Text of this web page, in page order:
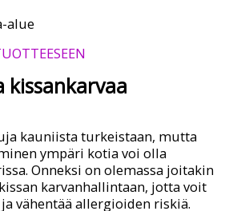
alue
kissankarvaa
kauniista turkeistaan, mutta
ympäri kotia voi olla
Onneksi on olemassa joitakin
karvanhallintaan, jotta voit
vähentää allergioiden riskiä.